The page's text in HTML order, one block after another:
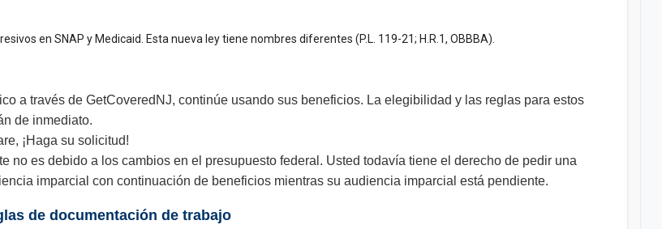
en SNAP y Medicaid. Esta nueva ley tiene nombres diferentes (P.L. 119-21; H.R.1, OBBBA).
a través de GetCoveredNJ, continúe usando sus beneficios. La elegibilidad y las reglas para estos
de inmediato.
¡Haga su solicitud!
no es debido a los cambios en el presupuesto federal. Usted todavía tiene el derecho de pedir una
imparcial con continuación de beneficios mientras su audiencia imparcial está pendiente.
de documentación de trabajo